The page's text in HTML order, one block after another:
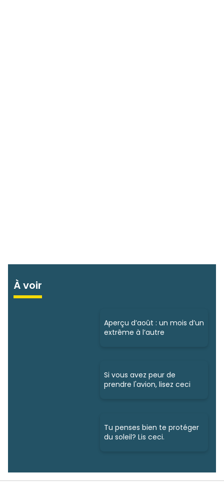
À voir
Aperçu d’août : un mois d’un
extrême à l’autre
Si vous avez peur de
prendre l'avion, lisez ceci
Tu penses bien te protéger
du soleil? Lis ceci.